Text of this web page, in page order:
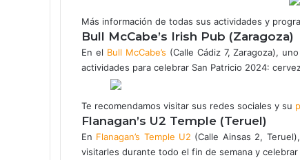
Más información de todas sus actividades y
Bull McCabe’s Irish Pub (Zaragoza)
En el Bull McCabe’s (Calle Cádiz 7, Zaragoza),
actividades para celebrar San Patricio 2024:
Te recomendamos visitar sus redes sociales y su
Flanagan’s U2 Temple (Teruel)
En Flanagan’s Temple U2 (Calle Ainsas 2,
visitarles durante todo el fin de semana y